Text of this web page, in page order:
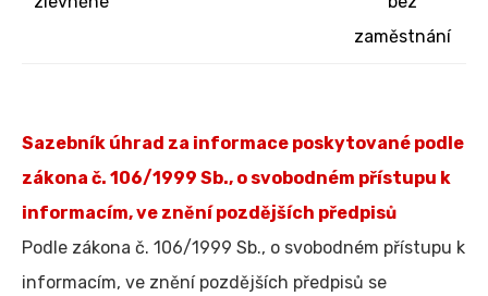
zaměstnání
Sazebník úhrad za informace poskytované podle
zákona č. 106/1999 Sb., o svobodném přístupu k
informacím, ve znění pozdějších předpisů
Podle zákona č. 106/1999 Sb., o svobodném přístupu k
informacím, ve znění pozdějších předpisů se